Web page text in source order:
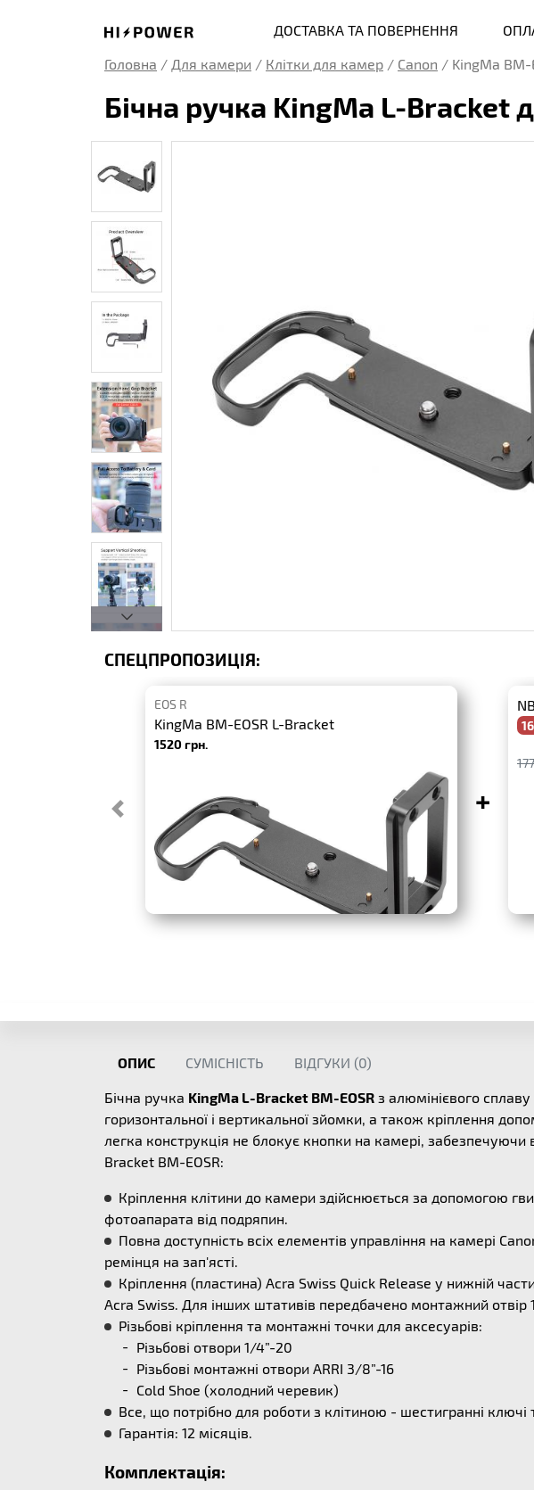
ДОСТАВКА ТА ПОВЕРНЕННЯ
Головна / Для камери / Клітки для камер / Canon / KingMa BM-
Бічна ручка KingMa L-Bracket
СПЕЦПРОПОЗИЦІЯ:
EOS R
KingMa BM-EOSR L-Bracket
1520 грн.
+
ОПИС СУМІСНІСТЬ ВІДГУКИ (0)
Бічна ручка KingMa L-Bracket BM-EOSR з алюмінієвого
горизонтальної і вертикальної зйомки, а також кріплення
легка конструкція не блокує кнопки на камері, забезпечуючи
Bracket BM-EOSR:
Кріплення клітини до камери здійснюється за допомогою
фотоапарата від подряпин.
Повна доступність всіх елементів управління на камері
ремінця на зап'ясті.
Кріплення (пластина) Acra Swiss Quick Release у нижній
Acra Swiss. Для інших штативів передбачено монтажний отвір
Різьбові кріплення та монтажні точки для аксесуарів:
Різьбові отвори 1/4”-20
Різьбові монтажні отвори ARRI 3/8”-16
Cold Shoe (холодний черевик)
Все, що потрібно для роботи з клітиною - шестигранні
Гарантія: 12 місяців.
Комплектація: